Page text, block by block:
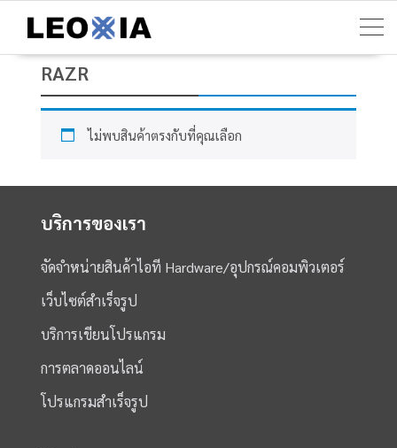
content
RAZR
ไม่พบสินค้าตรงกับที่คุณเลือก
บริการของเรา
จัดจำหน่ายสินค้าไอที Hardware/อุปกรณ์คอมพิวเตอร์
เว็บไซต์สำเร็จรูป
บริการเขียนโปรแกรม
การตลาดออนไลน์
โปรแกรมสำเร็จรูป